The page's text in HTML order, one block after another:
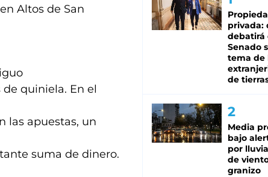
Altos de San
quiniela. En el
las apuestas, un
suma de dinero.
privada:
debatirá
Senado
tema de
de
Media
bajo
por
de
granizo